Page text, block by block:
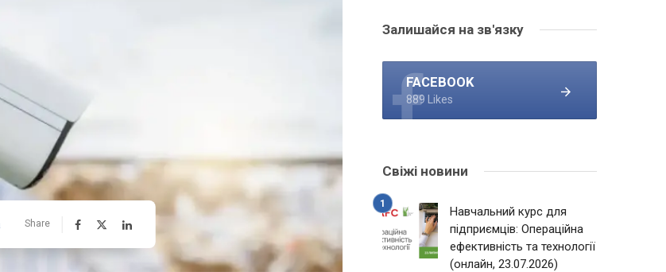
Share
Залишайся на зв'язку
FACEBOOK
889 Likes
Свіжі новини
Навчальний курс для
підприємців: Операційна
ефективність та технології
(онлайн, 23.07.2026)